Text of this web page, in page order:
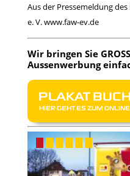
Aus der Pressemeldung
e. V. www.faw-ev.de
Wir bringen Sie
Aussenwerbung
PLAKAT
HIER GEHT ES ZUM